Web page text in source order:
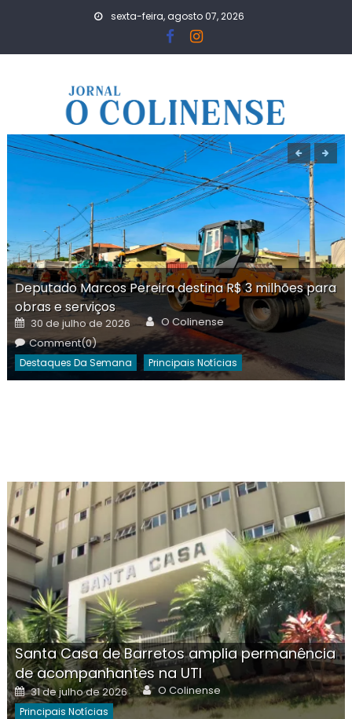
sexta-feira, agosto 07, 2026
Deputado Marcos Pereira destina R$ 3 milhões para
obras e serviços
Posted
on
30 de julho de 2026 Author
O Colinense
Comment(0)
Destaques Da Semana Principais Notícias
Santa Casa de Barretos amplia permanência
de acompanhantes na UTI
Posted
on
31 de julho de 2026 Author
O Colinense
Principais Notícias